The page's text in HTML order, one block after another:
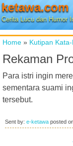
ketawa.com
Cerita Lucu dan Humor
Home » Kutipan
Rekaman
Para istri ingin
sementara suami
tersebut.
Sent by: e-ketawa posted